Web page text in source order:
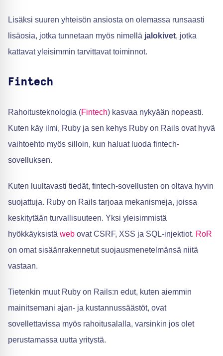
Lisäksi suuren yhteisön ansiosta on olemassa runsaasti
lisäosia, jotka tunnetaan myös nimellä jalokivet, jotka
kattavat yleisimmin tarvittavat toiminnot.
Fintech
Rahoitusteknologia (Fintech) kasvaa nykyään nopeasti.
Kuten käy ilmi, Ruby ja sen kehys Ruby on Rails ovat hyvä
vaihtoehto myös silloin, kun haluat luoda fintech-
sovelluksen.
Kuten luultavasti tiedät, fintech-sovellusten on oltava hyvin
suojattuja. Ruby on Rails tarjoaa mekanismeja, joissa
keskitytään turvallisuuteen. Yksi yleisimmistä
hyökkäyksistä web ovat CSRF, XSS ja SQL-injektiot. RoR
on omat sisäänrakennetut suojausmenetelmänsä niitä
vastaan.
Tietenkin muut Ruby on Rails:n edut, kuten aiemmin
mainitsemani ajan- ja kustannussäästöt, ovat
sovellettavissa myös rahoitusalalla, varsinkin jos olet
perustamassa uutta yritystä.